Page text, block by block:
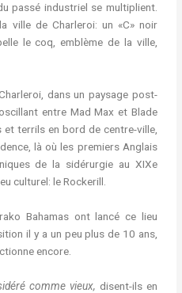
passé industriel se multiplient.
ville de Charleroi: un «C» noir
le coq, emblème de la ville,
dans un paysage post-
entre Mad Max et Blade
et terrils en bord de centre-ville,
là où les premiers Anglais
de la sidérurgie au XIXe
culturel: le Rockerill.
Bahamas ont lancé ce lieu
il y a un peu plus de 10 ans,
encore.
comme vieux, disent-ils en